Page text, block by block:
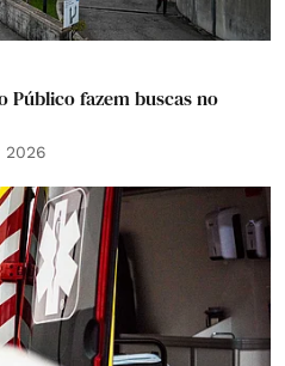
Público fazem buscas no
2026